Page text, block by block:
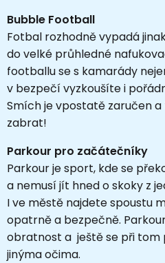
Bubble Football
Fotbal rozhodně vypadá
do velké průhledné
footballu se s kamarády
v bezpečí vyzkoušíte i
Smích je vpostatě zaručen
zabrat!
Parkour pro začátečníky
Parkour je sport, kde se
a nemusí jít hned o skoky z
I ve městě najdete spoustu
opatrně a bezpečně.
obratnost a ještě se při tom
jinýma očima.